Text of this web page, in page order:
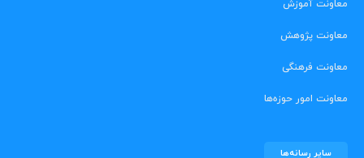
معاونت آموزش
معاونت پژوهش
معاونت فرهنگی
معاونت امور حوزه‌ها
سایر رسانه‌ها